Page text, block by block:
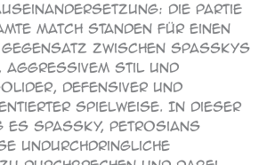
Die Partie
Match standen für einen
zwischen Spasskys
aggressivem Stil und
defensiver und
Spielweise. In dieser
es Spassky, Petrosians
undurchdringliche